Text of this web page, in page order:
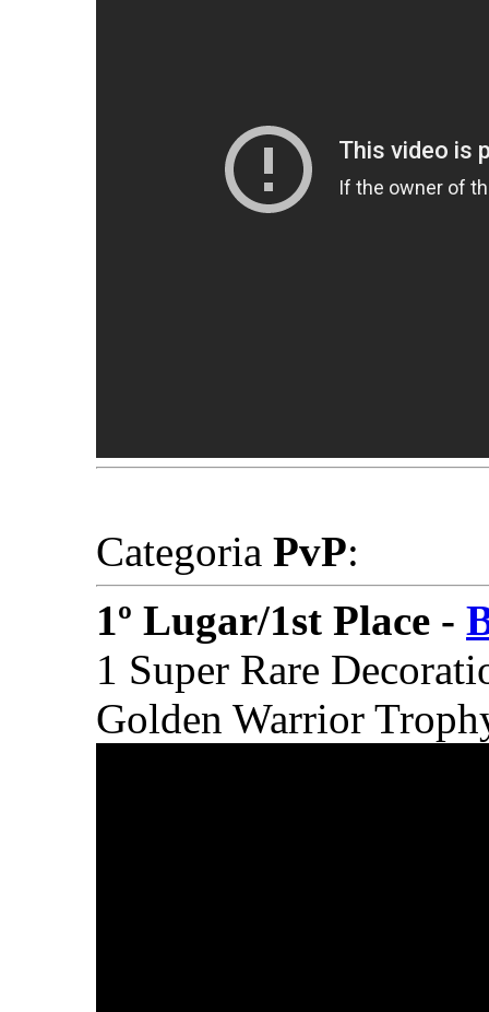
Categoria PvP:
1º Lugar/1st Place -
1 Super Rare
Golden Warrior